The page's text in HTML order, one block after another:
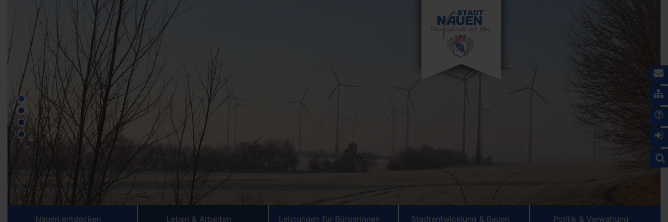
Nauen entdecken Leben & Arbeiten
Leistungen für Bürgerinnen
Stadtentwicklung & Bauen Politik & Verwaltung